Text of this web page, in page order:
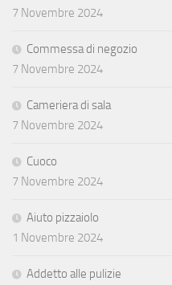
7 Novembre 2024
Commessa di negozio
7 Novembre 2024
Cameriera di sala
7 Novembre 2024
Cuoco
7 Novembre 2024
Aiuto pizzaiolo
1 Novembre 2024
Addetto alle pulizie